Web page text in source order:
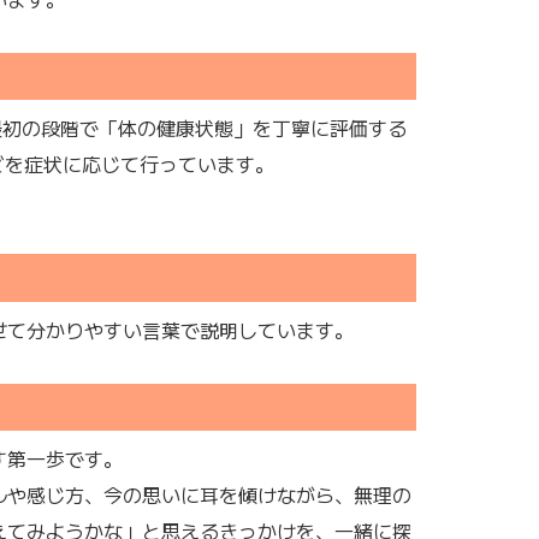
の段階で「体の健康状態」を丁寧に評価する
症状に応じて行っています。
分かりやすい言葉で説明しています。
一歩です。
感じ方、今の思いに耳を傾けながら、無理の
みようかな」と思えるきっかけを、一緒に探